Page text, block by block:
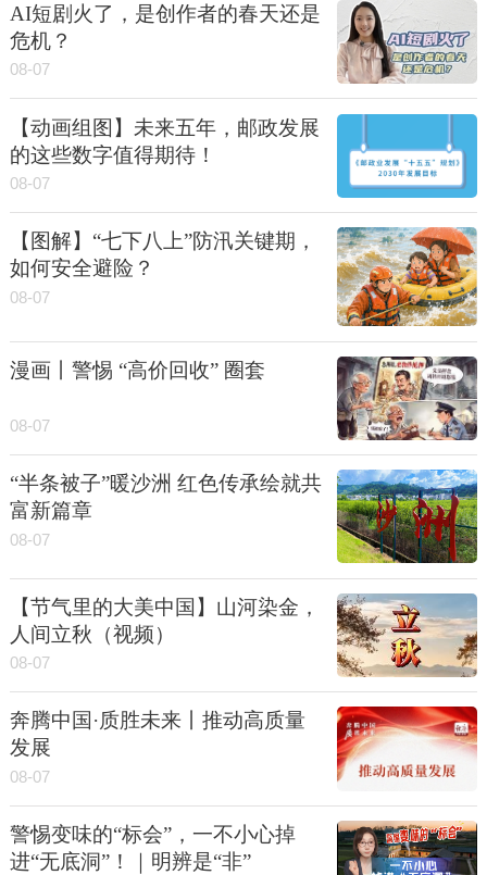
AI短剧火了，是创作者的春天还是
危机？
08-07
【动画组图】未来五年，邮政发展
的这些数字值得期待！
08-07
【图解】“七下八上”防汛关键期，
如何安全避险？
08-07
漫画丨警惕 “高价回收” 圈套
08-07
“半条被子”暖沙洲 红色传承绘就共
富新篇章
08-07
【节气里的大美中国】山河染金，
人间立秋（视频）
08-07
奔腾中国·质胜未来丨推动高质量
发展
08-07
警惕变味的“标会”，一不小心掉
进“无底洞”！｜明辨是“非”